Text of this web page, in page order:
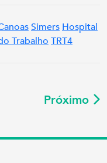
Simers Hospital
Trabalho TRT4
Próximo